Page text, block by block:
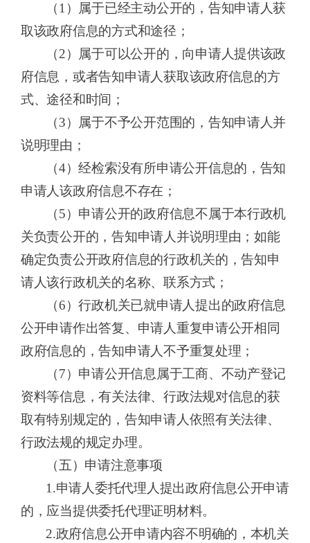
（1）属于已经主动公开的，告知申请人获
取该政府信息的方式和途径；
（2）属于可以公开的，向申请人提供该政
府信息，或者告知申请人获取该政府信息的方
式、途径和时间；
（3）属于不予公开范围的，告知申请人并
说明理由；
（4）经检索没有所申请公开信息的，告知
申请人该政府信息不存在；
（5） 申请公开的政府信息不属于本行政机
关负责公开的，告知申请人并说明理由；如能
确定负责公开政府信息的行政机关的，告知申
请人该行政机关的名称、联系方式；
（6）行政机关已就申请人提出的政府信息
公开申请作出答复、申请人重复申请公开相同
政府信息的，告知申请人不予重复处理；
（7）申请公开信息属于工商、不动产登记
资料等信息，有关法律、行政法规对信息的获
取有特别规定的，告知申请人依照有关法律、
行政法规的规定办理。
（五）申请注意事项
1.申请人委托代理人提出政府信息公开申请
的，应当提供委托代理证明材料。
2.政府信息公开申请内容不明确的，本机关